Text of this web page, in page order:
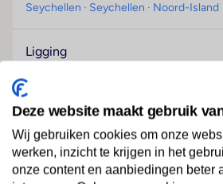
Seychellen · Seychellen · Noord-Island
Ligging
strand.
Hotelfaciliteiten
Het vriendelijke personeel aan de
alle vragen behulpzaam. Service
bagagedepot, een kluis en een
Deze website maakt gebruik
Wij gebruiken cookies om onze
werken, inzicht te krijgen in het
onze content en aanbiedingen beter